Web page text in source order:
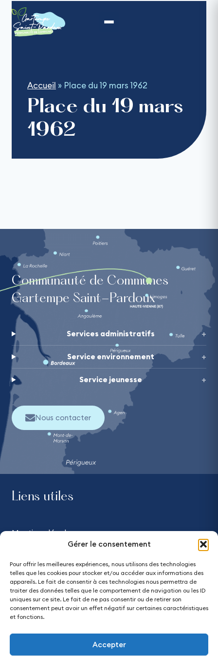
Gérer le consentement
Pour offrir les meilleures expériences, nous utilisons des technologies
telles que les cookies pour stocker et/ou accéder aux informations des
appareils. Le fait de consentir à ces technologies nous permettra de
traiter des données telles que le comportement de navigation ou les ID
uniques sur ce site. Le fait de ne pas consentir ou de retirer son
consentement peut avoir un effet négatif sur certaines caractéristiques
et fonctions.
Accepter
contenu
Accueil » Place du 19 mars 1962
Place du 19 mars
1962
Communauté de Communes
Gartempe Saint-Pardoux
Services administratifs
Service environnement
Service jeunesse
Nous contacter
Liens utiles
Mentions légales
Accessibilité - partiellement conforme
Plan du site